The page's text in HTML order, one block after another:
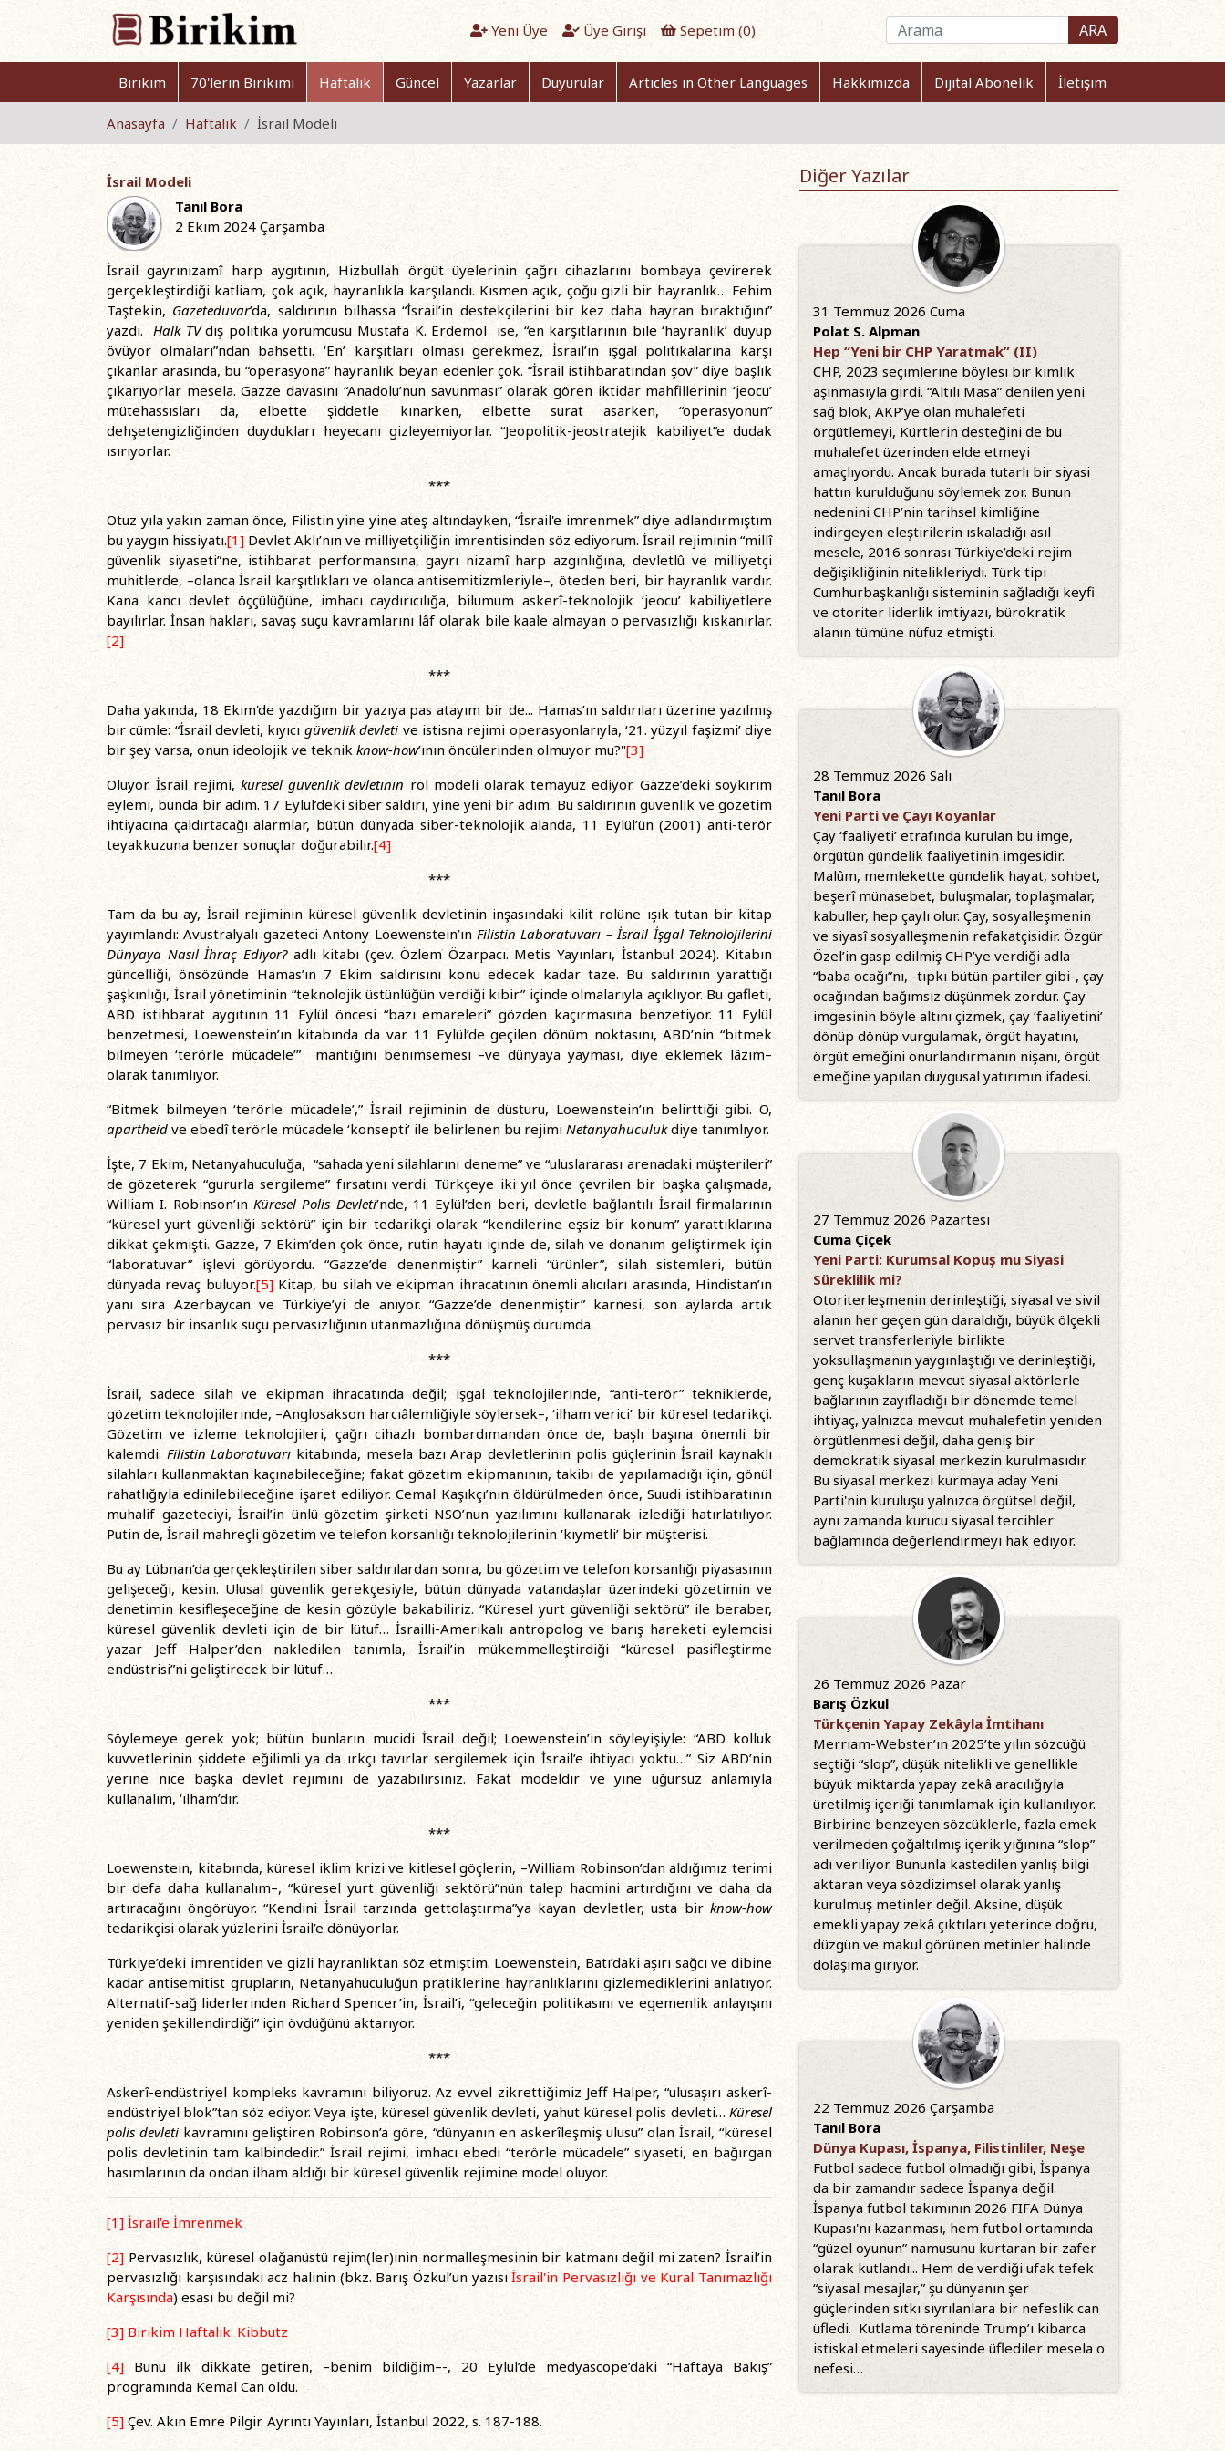
Yeni Üye Üye Girişi Sepetim (0) ARA
Birikim 70'lerin Birikimi Haftalık Güncel Yazarlar Duyurular Articles in Other Languages Hakkımızda Dijital Abonelik İletişim
Anasayfa Haftalık İsrail Modeli
İsrail Modeli
Tanıl Bora
2 Ekim 2024 Çarşamba
İsrail gayrınizamî harp aygıtının, Hizbullah örgüt üyelerinin çağrı cihazlarını bombaya çevirerek
gerçekleştirdiği katliam, çok açık, hayranlıkla karşılandı. Kısmen açık, çoğu gizli bir hayranlık… Fehim
Taştekin, Gazeteduvar’da, saldırının bilhassa “İsrail’in destekçilerini bir kez daha hayran bıraktığını”
yazdı.Halk TVdış politika yorumcusu Mustafa K. Erdemol ise, “en karşıtlarının bile ‘hayranlık’ duyup
övüyor olmaları”ndan bahsetti. ‘En’ karşıtları olması gerekmez, İsrail’in işgal politikalarına karşı
çıkanlar arasında, bu “operasyona” hayranlık beyan edenler çok. “İsrail istihbaratından şov” diye başlık
çıkarıyorlar mesela. Gazze davasını “Anadolu’nun savunması” olarak gören iktidar mahfillerinin ‘jeocu’
mütehassısları da, elbette şiddetle kınarken, elbette surat asarken, “operasyonun”
dehşetengizliğinden duydukları heyecanı gizleyemiyorlar. “Jeopolitik-jeostratejik kabiliyet”e dudak
ısırıyorlar.
***
Otuz yıla yakın zaman önce, Filistin yine yine ateş altındayken, “İsrail'e imrenmek” diye adlandırmıştım
bu yaygın hissiyatı.[1] Devlet Aklı’nın ve milliyetçiliğin imrentisinden söz ediyorum. İsrail rejiminin “millî
güvenlik siyaseti”ne, istihbarat performansına, gayrı nizamî harp azgınlığına, devletlû ve milliyetçi
muhitlerde, –olanca İsrail karşıtlıkları ve olanca antisemitizmleriyle–, öteden beri, bir hayranlık vardır.
Kana kancı devlet öççülüğüne, imhacı caydırıcılığa, bilumum askerî-teknolojik ‘jeocu’ kabiliyetlere
bayılırlar. İnsan hakları, savaş suçu kavramlarını lâf olarak bile kaale almayan o pervasızlığı kıskanırlar.
[2]
***
Daha yakında, 18 Ekim'de yazdığım bir yazıya pas atayım bir de... Hamas’ın saldırıları üzerine yazılmış
bir cümle: “İsrail devleti, kıyıcı güvenlik devleti ve istisna rejimi operasyonlarıyla, ‘21. yüzyıl faşizmi’ diye
bir şey varsa, onun ideolojik ve teknik know-how’ının öncülerinden olmuyor mu?"[3]
Oluyor. İsrail rejimi,küresel güvenlik devletinin rol modeli olarak temayüz ediyor. Gazze’deki soykırım
eylemi, bunda bir adım. 17 Eylül’deki siber saldırı, yine yeni bir adım. Bu saldırının güvenlik ve gözetim
ihtiyacına çaldırtacağı alarmlar, bütün dünyada siber-teknolojik alanda, 11 Eylül’ün (2001) anti-terör
teyakkuzuna benzer sonuçlar doğurabilir.[4]
***
Tam da bu ay, İsrail rejiminin küresel güvenlik devletinin inşasındaki kilit rolüne ışık tutan bir kitap
yayımlandı: Avustralyalı gazeteci Antony Loewenstein’ın Filistin Laboratuvarı – İsrail İşgal Teknolojilerini
Dünyaya Nasıl İhraç Ediyor? adlı kitabı (çev. Özlem Özarpacı. Metis Yayınları, İstanbul 2024). Kitabın
güncelliği, önsözünde Hamas’ın 7 Ekim saldırısını konu edecek kadar taze. Bu saldırının yarattığı
şaşkınlığı, İsrail yönetiminin “teknolojik üstünlüğün verdiği kibir” içinde olmalarıyla açıklıyor. Bu gafleti,
ABD istihbarat aygıtının 11 Eylül öncesi “bazı emareleri” gözden kaçırmasına benzetiyor. 11 Eylül
benzetmesi, Loewenstein’ın kitabında da var. 11 Eylül’de geçilen dönüm noktasını, ABD’nin “bitmek
bilmeyen ‘terörle mücadele’” mantığını benimsemesi –ve dünyaya yayması, diye eklemek lâzım–
olarak tanımlıyor.
“Bitmek bilmeyen ‘terörle mücadele’,” İsrail rejiminin de düsturu, Loewenstein’ın belirttiği gibi. O,
apartheid ve ebedî terörle mücadele ‘konsepti’ ile belirlenen bu rejimi Netanyahuculukdiye tanımlıyor.
İşte, 7 Ekim, Netanyahuculuğa, “sahada yeni silahlarını deneme” ve “uluslararası arenadaki müşterileri”
de gözeterek “gururla sergileme” fırsatını verdi. Türkçeye iki yıl önce çevrilen bir başka çalışmada,
William I. Robinson’ın Küresel Polis Devleti’nde, 11 Eylül’den beri, devletle bağlantılı İsrail firmalarının
“küresel yurt güvenliği sektörü” için bir tedarikçi olarak “kendilerine eşsiz bir konum” yarattıklarına
dikkat çekmişti. Gazze, 7 Ekim’den çok önce, rutin hayatı içinde de, silah ve donanım geliştirmek için
“laboratuvar” işlevi görüyordu. “Gazze’de denenmiştir” karneli “ürünler”, silah sistemleri, bütün
dünyada revaç buluyor.[5]Kitap, bu silah ve ekipman ihracatının önemli alıcıları arasında, Hindistan’ın
yanı sıra Azerbaycan ve Türkiye’yi de anıyor. “Gazze’de denenmiştir” karnesi, son aylarda artık
pervasız bir insanlık suçu pervasızlığının utanmazlığına dönüşmüş durumda.
***
İsrail, sadece silah ve ekipman ihracatında değil; işgal teknolojilerinde, “anti-terör” tekniklerde,
gözetim teknolojilerinde, –Anglosakson harcıâlemliğiyle söylersek–, ‘ilham verici’ bir küresel tedarikçi.
Gözetim ve izleme teknolojileri, çağrı cihazlı bombardımandan önce de, başlı başına önemli bir
kalemdi. Filistin Laboratuvarı kitabında, mesela bazı Arap devletlerinin polis güçlerinin İsrail kaynaklı
silahları kullanmaktan kaçınabileceğine; fakat gözetim ekipmanının, takibi de yapılamadığı için, gönül
rahatlığıyla edinilebileceğine işaret ediliyor. Cemal Kaşıkçı’nın öldürülmeden önce, Suudi istihbaratının
muhalif gazeteciyi, İsrail’in ünlü gözetim şirketi NSO’nun yazılımını kullanarak izlediği hatırlatılıyor.
Putin de, İsrail mahreçli gözetim ve telefon korsanlığı teknolojilerinin ‘kıymetli’ bir müşterisi.
Bu ay Lübnan’da gerçekleştirilen siber saldırılardan sonra, bu gözetim ve telefon korsanlığı piyasasının
gelişeceği, kesin. Ulusal güvenlik gerekçesiyle, bütün dünyada vatandaşlar üzerindeki gözetimin ve
denetimin kesifleşeceğine de kesin gözüyle bakabiliriz. “Küresel yurt güvenliği sektörü” ile beraber,
küresel güvenlik devleti için de bir lütuf… İsrailli-Amerikalı antropolog ve barış hareketi eylemcisi
yazar Jeff Halper’den nakledilen tanımla, İsrail’in mükemmelleştirdiği “küresel pasifleştirme
endüstrisi”ni geliştirecek bir lütuf…
***
Söylemeye gerek yok; bütün bunların mucidi İsrail değil; Loewenstein’in söyleyişiyle: “ABD kolluk
kuvvetlerinin şiddete eğilimli ya da ırkçı tavırlar sergilemek için İsrail’e ihtiyacı yoktu…” Siz ABD’nin
yerine nice başka devlet rejimini de yazabilirsiniz. Fakat modeldir ve yine uğursuz anlamıyla
kullanalım, ‘ilham’dır.
***
Loewenstein, kitabında, küresel iklim krizi ve kitlesel göçlerin, –William Robinson’dan aldığımız terimi
bir defa daha kullanalım–, “küresel yurt güvenliği sektörü”nün talep hacmini artırdığını ve daha da
artıracağını öngörüyor. “Kendini İsrail tarzında gettolaştırma”ya kayan devletler, usta bir know-how
tedarikçisi olarak yüzlerini İsrail’e dönüyorlar.
Türkiye’deki imrentiden ve gizli hayranlıktan söz etmiştim. Loewenstein, Batı’daki aşırı sağcı ve dibine
kadar antisemitist grupların, Netanyahuculuğun pratiklerine hayranlıklarını gizlemediklerini anlatıyor.
Alternatif-sağ liderlerinden Richard Spencer’in, İsrail’i, “geleceğin politikasını ve egemenlik anlayışını
yeniden şekillendirdiği” için övdüğünü aktarıyor.
***
Askerî-endüstriyel kompleks kavramını biliyoruz. Az evvel zikrettiğimiz Jeff Halper, “ulusaşırı askerî-
endüstriyel blok”tan söz ediyor. Veya işte, küresel güvenlik devleti, yahut küresel polis devleti… Küresel
polis devleti kavramını geliştiren Robinson’a göre, “dünyanın en askerîleşmiş ulusu” olan İsrail, “küresel
polis devletinin tam kalbindedir.” İsrail rejimi, imhacı ebedi “terörle mücadele” siyaseti, en bağırgan
hasımlarının da ondan ilham aldığı bir küresel güvenlik rejimine model oluyor.
[1] İsrail'e İmrenmek
[2] Pervasızlık, küresel olağanüstü rejim(ler)inin normalleşmesinin bir katmanı değil mi zaten? İsrail’in
pervasızlığı karşısındaki acz halinin (bkz. Barış Özkul’un yazısıİsrail'in Pervasızlığı ve Kural Tanımazlığı
Karşısında) esası bu değil mi?
[3] Birikim Haftalık: Kibbutz
[4] Bunu ilk dikkate getiren, –benim bildiğim–-, 20 Eylül’de medyascope’daki “Haftaya Bakış”
programında Kemal Can oldu.
[5] Çev. Akın Emre Pilgir. Ayrıntı Yayınları, İstanbul 2022, s. 187-188.
Diğer Yazılar
31 Temmuz 2026 Cuma
Polat S. Alpman
Hep “Yeni bir CHP Yaratmak” (II)
CHP, 2023 seçimlerine böylesi bir kimlik
aşınmasıyla girdi. “Altılı Masa” denilen yeni
sağ blok, AKP’ye olan muhalefeti
örgütlemeyi, Kürtlerin desteğini de bu
muhalefet üzerinden elde etmeyi
amaçlıyordu. Ancak burada tutarlı bir siyasi
hattın kurulduğunu söylemek zor. Bunun
nedenini CHP’nin tarihsel kimliğine
indirgeyen eleştirilerin ıskaladığı asıl
mesele, 2016 sonrası Türkiye’deki rejim
değişikliğinin nitelikleriydi. Türk tipi
Cumhurbaşkanlığı sisteminin sağladığı keyfi
ve otoriter liderlik imtiyazı, bürokratik
alanın tümüne nüfuz etmişti.
28 Temmuz 2026 Salı
Tanıl Bora
Yeni Parti ve Çayı Koyanlar
Çay ‘faaliyeti’ etrafında kurulan bu imge,
örgütün gündelik faaliyetinin imgesidir.
Malûm, memlekette gündelik hayat, sohbet,
beşerî münasebet, buluşmalar, toplaşmalar,
kabuller, hep çaylı olur. Çay, sosyalleşmenin
ve siyasî sosyalleşmenin refakatçisidir. Özgür
Özel’in gasp edilmiş CHP’ye verdiği adla
“baba ocağı”nı, -tıpkı bütün partiler gibi-, çay
ocağından bağımsız düşünmek zordur. Çay
imgesinin böyle altını çizmek, çay ‘faaliyetini’
dönüp dönüp vurgulamak, örgüt hayatını,
örgüt emeğini onurlandırmanın nişanı, örgüt
emeğine yapılan duygusal yatırımın ifadesi.
27 Temmuz 2026 Pazartesi
Cuma Çiçek
Yeni Parti: Kurumsal Kopuş mu Siyasi
Süreklilik mi?
Otoriterleşmenin derinleştiği, siyasal ve sivil
alanın her geçen gün daraldığı, büyük ölçekli
servet transferleriyle birlikte
yoksullaşmanın yaygınlaştığı ve derinleştiği,
genç kuşakların mevcut siyasal aktörlerle
bağlarının zayıfladığı bir dönemde temel
ihtiyaç, yalnızca mevcut muhalefetin yeniden
örgütlenmesi değil, daha geniş bir
demokratik siyasal merkezin kurulmasıdır.
Bu siyasal merkezi kurmaya aday Yeni
Parti'nin kuruluşu yalnızca örgütsel değil,
aynı zamanda kurucu siyasal tercihler
bağlamında değerlendirmeyi hak ediyor.
26 Temmuz 2026 Pazar
Barış Özkul
Türkçenin Yapay Zekâyla İmtihanı
Merriam-Webster’ın 2025’te yılın sözcüğü
seçtiği “slop”, düşük nitelikli ve genellikle
büyük miktarda yapay zekâ aracılığıyla
üretilmiş içeriği tanımlamak için kullanılıyor.
Birbirine benzeyen sözcüklerle, fazla emek
verilmeden çoğaltılmış içerik yığınına “slop”
adı veriliyor. Bununla kastedilen yanlış bilgi
aktaran veya sözdizimsel olarak yanlış
kurulmuş metinler değil. Aksine, düşük
emekli yapay zekâ çıktıları yeterince doğru,
düzgün ve makul görünen metinler halinde
dolaşıma giriyor.
22 Temmuz 2026 Çarşamba
Tanıl Bora
Dünya Kupası, İspanya, Filistinliler, Neşe
Futbol sadece futbol olmadığı gibi, İspanya
da bir zamandır sadece İspanya değil.
İspanya futbol takımının 2026 FIFA Dünya
Kupası'nı kazanması, hem futbol ortamında
“güzel oyunun” namusunu kurtaran bir zafer
olarak kutlandı... Hem de verdiği ufak tefek
“siyasal mesajlar,” şu dünyanın şer
güçlerinden sıtkı sıyrılanlara bir nefeslik can
üfledi. Kutlama töreninde Trump’ı kibarca
istiskal etmeleri sayesinde üflediler mesela o
nefesi…